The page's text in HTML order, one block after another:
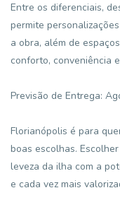
Entre os diferenciais,
permite
a obra, além de
conforto, conveniência
Previsão de Entrega:
Florianópolis é para
boas escolhas.
leveza da ilha com a
e cada vez mais